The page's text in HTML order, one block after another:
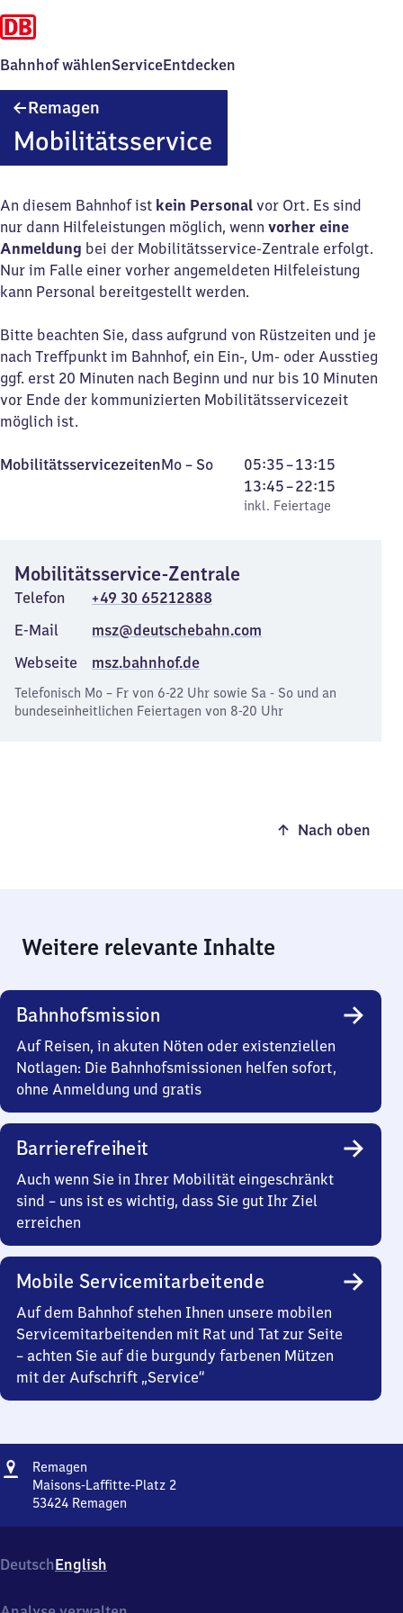
Bahnhof wählenServiceEntdecken
Remagen
Mobilitätsservice
An diesem Bahnhof ist kein Personal vor Ort. Es sind
nur dann Hilfeleistungen möglich, wenn vorher eine
Anmeldung bei der Mobilitätsservice-Zentrale erfolgt.
Nur im Falle einer vorher angemeldeten Hilfeleistung
kann Personal bereitgestellt werden.
Bitte beachten Sie, dass aufgrund von Rüstzeiten und je
nach Treffpunkt im Bahnhof, ein Ein-, Um- oder Ausstieg
ggf. erst 20 Minuten nach Beginn und nur bis 10 Minuten
vor Ende der kommunizierten Mobilitätsservicezeit
möglich ist.
MobilitätsservicezeitenMontag
Mo – So,
inkl. Feiertage
05:35–13:15
Von
5
Uhr
13:45–22:15
Von
13
Uhr
inkl. Feiertage
Mobilitätsservice-Zentrale
Telefon
+49 30 65212888
E-Mail
msz@deutschebahn.com
Webseite
msz.bahnhof.de
Telefonisch Mo – Fr von 6-22 Uhr sowie Sa - So und an
bundeseinheitlichen Feiertagen von 8-20 Uhr
Nach oben
Weitere relevante Inhalte
Bahnhofsmission
Auf Reisen, in akuten Nöten oder existenziellen
Notlagen: Die Bahnhofsmissionen helfen sofort,
ohne Anmeldung und gratis
Barrierefreiheit
Auch wenn Sie in Ihrer Mobilität eingeschränkt
sind – uns ist es wichtig, dass Sie gut Ihr Ziel
erreichen
Mobile Servicemitarbeitende
Auf dem Bahnhof stehen Ihnen unsere mobilen
Servicemitarbeitenden mit Rat und Tat zur Seite
– achten Sie auf die burgundy farbenen Mützen
mit der Aufschrift „Service“
Adresse
Remagen
Maisons-Laffitte-Platz 2
53424 Remagen
Laffitte-
Platz
DeutschEnglish